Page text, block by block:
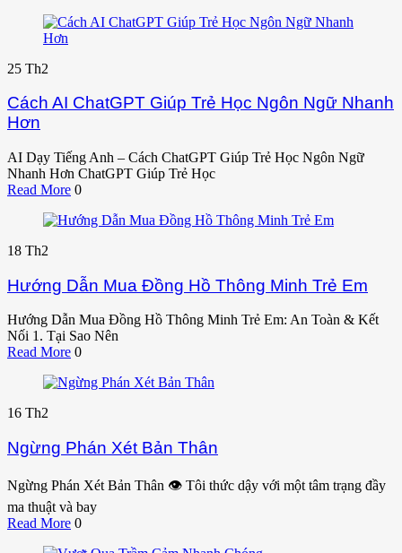
25 Th2
Cách AI ChatGPT Giúp Trẻ Học Ngôn Ngữ Nhanh
Hơn
AI Dạy Tiếng Anh – Cách ChatGPT Giúp Trẻ Học Ngôn Ngữ
Nhanh Hơn ChatGPT Giúp Trẻ Học
Read More 0
18 Th2
Hướng Dẫn Mua Đồng Hồ Thông Minh Trẻ Em
Hướng Dẫn Mua Đồng Hồ Thông Minh Trẻ Em: An Toàn & Kết
Nối 1. Tại Sao Nên
Read More 0
16 Th2
Ngừng Phán Xét Bản Thân
Ngừng Phán Xét Bản Thân 👁️ Tôi thức dậy với một tâm trạng đầy
ma thuật và bay
Read More 0